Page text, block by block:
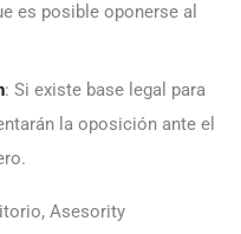
es posible oponerse al
: Si existe base legal para
la oposición ante el
Asesority